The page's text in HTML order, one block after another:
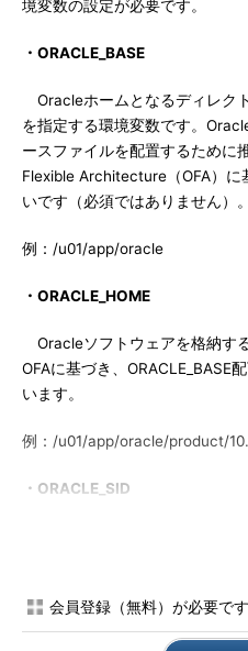
境変数の設定が必要です。
・ORACLE_BASE
Oracleホームとなるディレク
を指定する環境変数です。
ースファイルを配置するために
Flexible Architecture（OFA）に
いです（必須ではありません）。
例：/u01/app/oracle
・ORACLE_HOME
Oracleソフトウェアを格納す
OFAに基づき、ORACLE_BASE
います。
例：/u01/app/oracle/product/
・ORACLE_SID
す。会員登録（無料）が必要です